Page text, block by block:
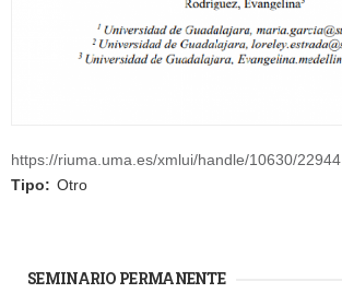
https://riuma.uma.es/xmlui/handle/10630/22944
Tipo: Otro
SEMINARIO PERMANENTE